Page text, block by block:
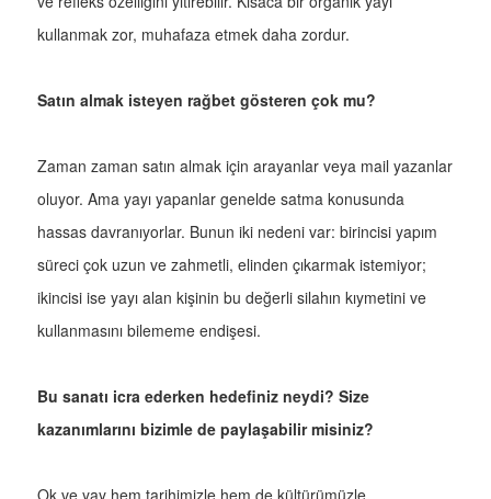
kullanmak zor, muhafaza etmek daha zordur.
Satın almak isteyen rağbet gösteren çok mu?
Zaman zaman satın almak için arayanlar veya mail yazanlar
oluyor. Ama yayı yapanlar genelde satma konusunda
hassas davranıyorlar. Bunun iki nedeni var: birincisi yapım
süreci çok uzun ve zahmetli, elinden çıkarmak istemiyor;
ikincisi ise yayı alan kişinin bu değerli silahın kıymetini ve
kullanmasını bilememe endişesi.
Bu sanatı icra ederken hedefiniz neydi? Size
kazanımlarını bizimle de paylaşabilir misiniz?